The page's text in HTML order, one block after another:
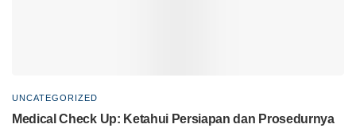
UNCATEGORIZED
Medical Check Up: Ketahui Persiapan dan Prosedurnya